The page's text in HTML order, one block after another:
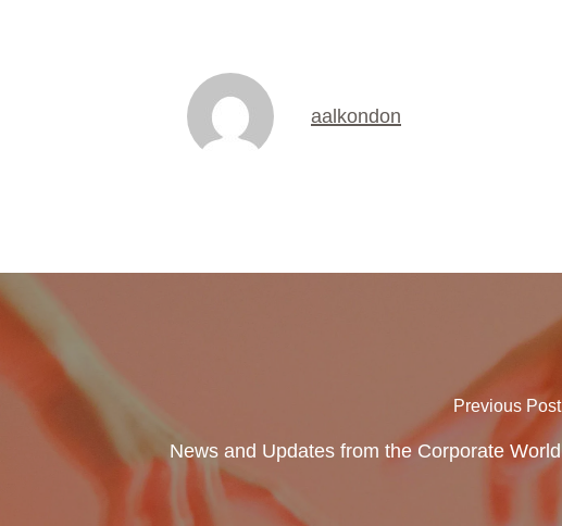
aalkondon
Previous Post
News and Updates from the Corporate World